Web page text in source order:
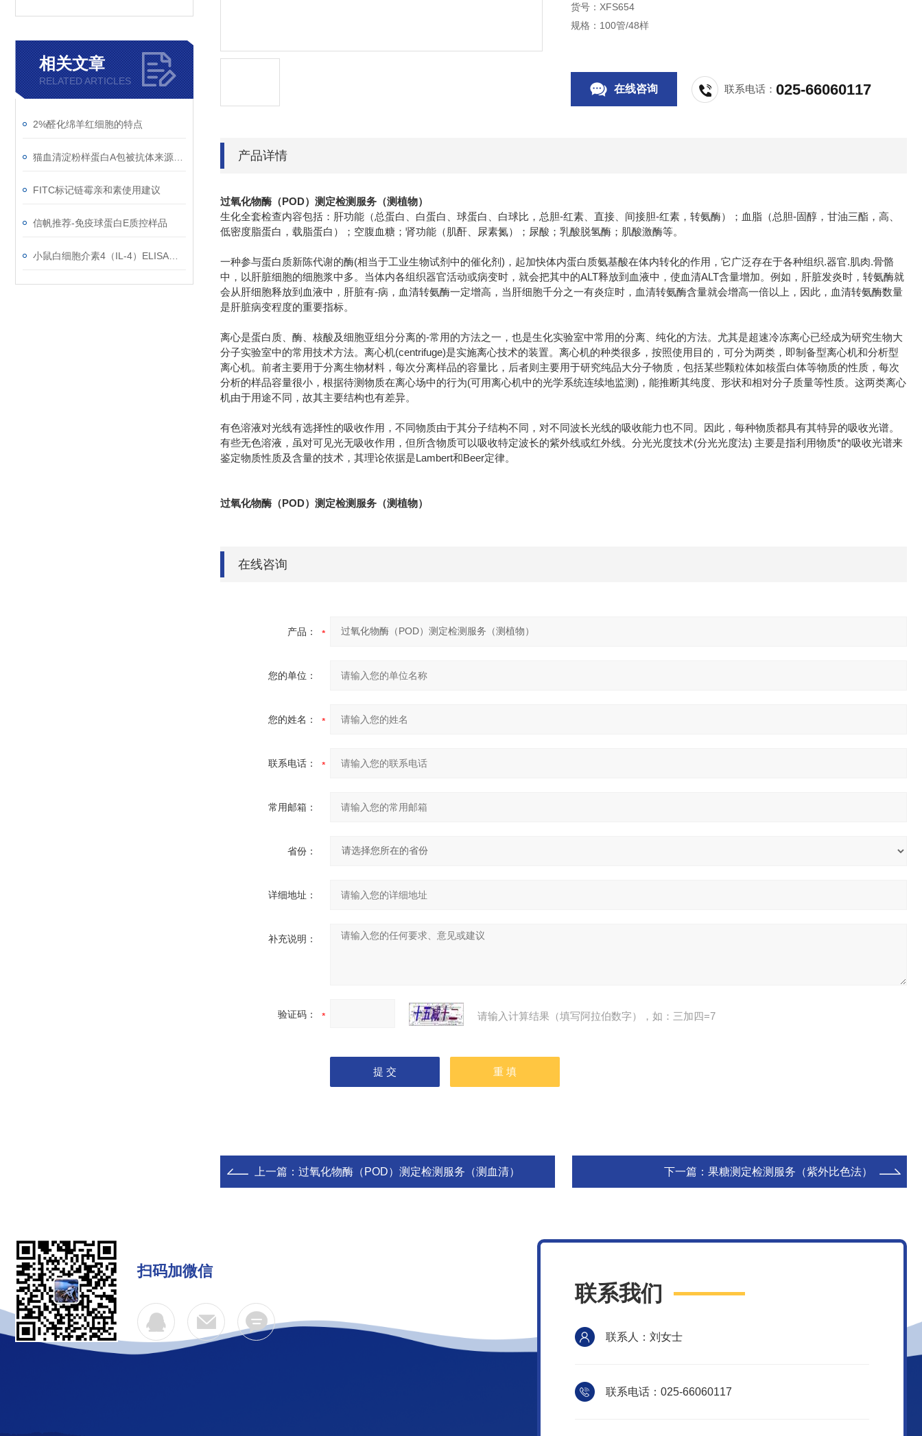
相关文章
RELATED ARTICLES
2%醛化绵羊红细胞的特点
FITC标记链霉亲和素使用建议
信帆推荐-免疫球蛋白E质控样品
货号：XFS654
规格：100管/48样
在线咨询 联系电话：025-66060117
产品详情
过氧化物酶（POD）测定检测服务（测植物）
生化全套检查内容包括：肝功能（总蛋白、白蛋白、球蛋白、白球比，总胆-红素、直接、间接胆-红素，转氨酶）；血脂（总胆-固醇，甘油三酯，高、
低密度脂蛋白，载脂蛋白）；空腹血糖；肾功能（肌酐、尿素氮）；尿酸；乳酸脱氢酶；肌酸激酶等。
一种参与蛋白质新陈代谢的酶(相当于工业生物试剂中的催化剂)，起加快体内蛋白质氨基酸在体内转化的作用，它广泛存在于各种组织.器官.肌肉.骨骼
中，以肝脏细胞的细胞浆中多。当体内各组织器官活动或病变时，就会把其中的ALT释放到血液中，使血清ALT含量增加。例如，肝脏发炎时，转氨酶就
会从肝细胞释放到血液中，肝脏有-病，血清转氨酶一定增高，当肝细胞千分之一有炎症时，血清转氨酶含量就会增高一倍以上，因此，血清转氨酶数量
是肝脏病变程度的重要指标。
离心是蛋白质、酶、核酸及细胞亚组分分离的-常用的方法之一，也是生化实验室中常用的分离、纯化的方法。尤其是超速冷冻离心已经成为研究生物大
分子实验室中的常用技术方法。离心机(centrifuge)是实施离心技术的装置。离心机的种类很多，按照使用目的，可分为两类，即制备型离心机和分析型
离心机。前者主要用于分离生物材料，每次分离样品的容量比，后者则主要用于研究纯品大分子物质，包括某些颗粒体如核蛋白体等物质的性质，每次
分析的样品容量很小，根据待测物质在离心场中的行为(可用离心机中的光学系统连续地监测)，能推断其纯度、形状和相对分子质量等性质。这两类离心
机由于用途不同，故其主要结构也有差异。
有色溶液对光线有选择性的吸收作用，不同物质由于其分子结构不同，对不同波长光线的吸收能力也不同。因此，每种物质都具有其特异的吸收光谱。
有些无色溶液，虽对可见光无吸收作用，但所含物质可以吸收特定波长的紫外线或红外线。分光光度技术(分光光度法) 主要是指利用物质*的吸收光谱来
鉴定物质性质及含量的技术，其理论依据是Lambert和Beer定律。
过氧化物酶（POD）测定检测服务（测植物）
在线咨询
产品：
您的单位：
您的姓名：
联系电话：
常用邮箱：
省份：
详细地址：
补充说明：
验证码： 请输入计算结果（填写阿拉伯数字），如：三加四=7
上一篇： 过氧化物酶（POD）测定检测服务（测血清） 下一篇： 果糖测定检测服务（紫外比色法）
扫码加微信
联系我们
联系人：刘女士
联系电话：025-66060117